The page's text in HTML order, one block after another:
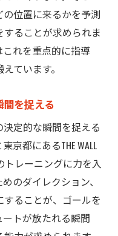
位置に来るかを予測
ることが求められま
これを重点的に指導
ています。
を捉える
定的な瞬間を捉える
京都にあるTHE WALL
トレーニングに力を入
のダイレクション、
ることが、ゴールを
トが放たれる瞬間